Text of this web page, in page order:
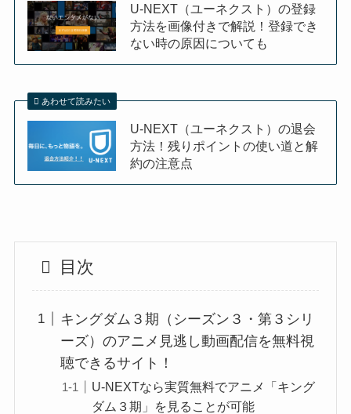
U-NEXT（ユーネクスト）の登録
方法を画像付きで解説！登録でき
ない時の原因についても
あわせて読みたい
U-NEXT（ユーネクスト）の退会
方法！残りポイントの使い道と解
約の注意点
目次
キングダム３期（シーズン３・第３シリ
ーズ）のアニメ見逃し動画配信を無料視
聴できるサイト！
U-NEXTなら実質無料でアニメ「キング
ダム３期」を見ることが可能